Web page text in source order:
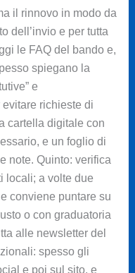
il rinnovo in modo da
dell’invio e per tutta
le FAQ del bando e,
spiegano la
e
evitare richieste di
cartella digitale con
e un foglio di
note. Quinto: verifica
locali; a volte due
conviene puntare su
o con graduatoria
alle newsletter del
spesso gli
e poi sul sito, e